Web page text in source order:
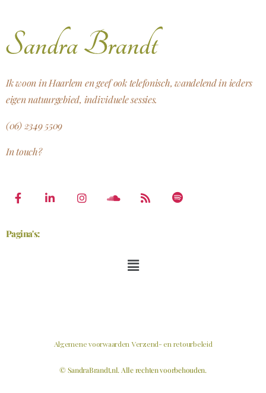
Ik woon in Haarlem en geef ook telefonisch, wandelend in ieders
eigen natuurgebied, individuele sessies.
(06) 2349 5509
In touch?
Pagina's:
© SandraBrandt.nl. Alle rechten voorbehouden.
Algemene voorwaarden Verzend- en retourbeleid